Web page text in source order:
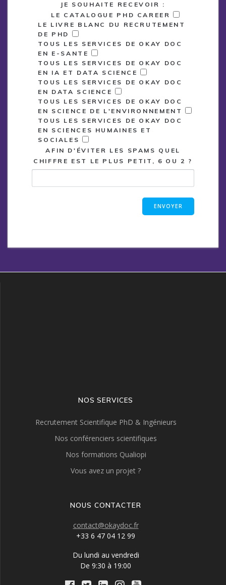
JE SOUHAITE RECEVOIR :
LE CATALOGUE PHD CAREER
LE LIVRE BLANC DU RECRUTEMENT
DE PHD
TOUS LES SERVICES DE OKAY DOC
EN E-SANTE
TOUS LES SERVICES DE OKAY DOC
EN IA ET DATA SCIENCE
TOUS LES SERVICES DE OKAY DOC
EN DATA SCIENCE
TOUS LES SERVICES DE OKAY DOC
EN SCIENCE DE L'ENVIRONNEMENT
TOUS LES SERVICES DE OKAY DOC
EN SCIENCES HUMAINES ET
SOCIALES
AFIN D'ÉVITER LES SPAMS QUEL
CHIFFRE EST LE PLUS PETIT, 6 OU 2 ?
NOS SERVICES
Recrutement Scientifique PhD & Ingénieurs
Nos conférenciers scientifiques
Nos formations Qualiopi
Vous avez un projet ?
NOUS CONTACTER
contact@okaydoc.fr
+33 6 47 04 12 99
Du lundi au vendredi
De 9:30 à 19:00